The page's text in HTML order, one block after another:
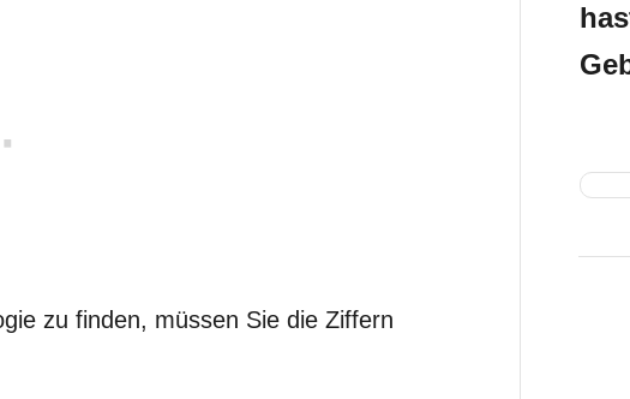
zu finden, müssen Sie die Ziffern